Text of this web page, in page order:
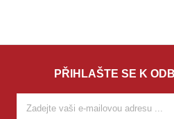
PŘIHLAŠTE SE K